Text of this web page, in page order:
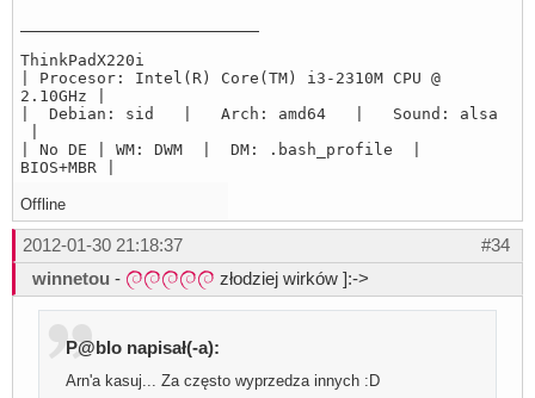
ThinkPadX220i
| Procesor: Intel(R) Core(TM) i3-2310M CPU @
2.10GHz |
| Debian: sid | Arch: amd64 | Sound: alsa
| No DE | WM: DWM | DM: .bash_profile |
BIOS+MBR |
Offline
#34
2012-01-30 21:18:37
winnetou - złodziej wirków ]:->
P@blo napisał(-a):
Arn'a kasuj... Za często wyprzedza innych :D